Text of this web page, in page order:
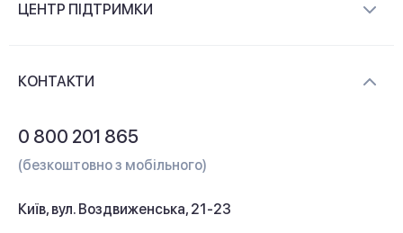
Контакти
ЦЕНТР ПІДТРИМКИ
КОНТАКТИ
0 800 201 865
(безкоштовно з мобільного)
Київ, вул. Воздвиженська, 21-23